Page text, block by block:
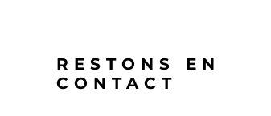
RESTONS EN
CONTACT